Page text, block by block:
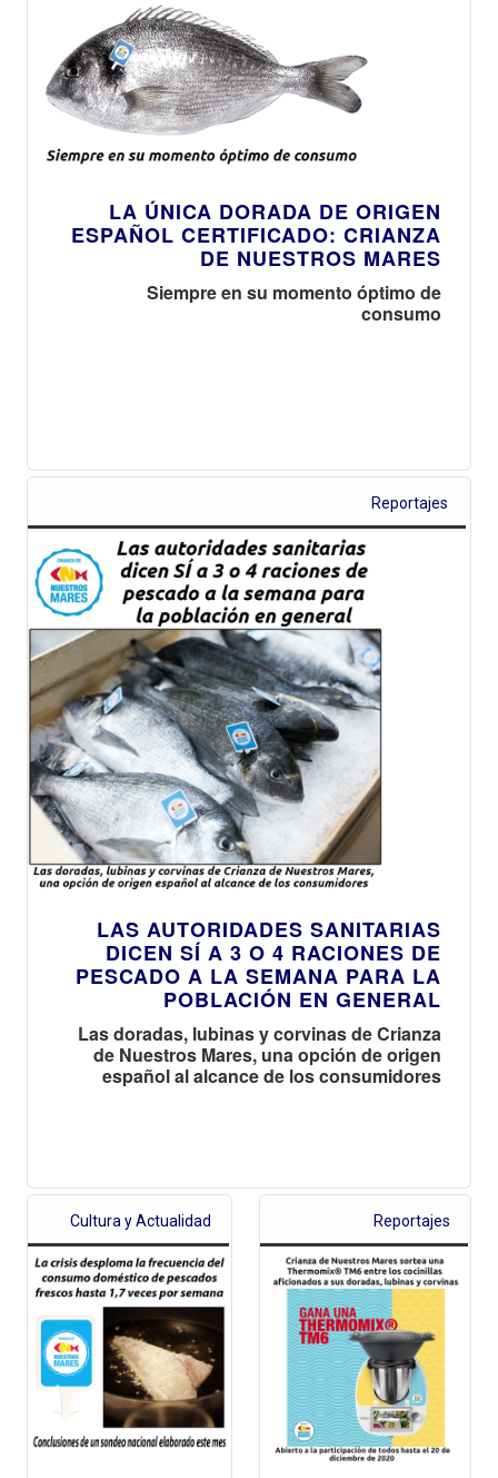
LA ÚNICA DORADA DE ORIGEN
ESPAÑOL CERTIFICADO: CRIANZA
DE NUESTROS MARES
Siempre en su momento óptimo de
consumo
Reportajes
LAS AUTORIDADES SANITARIAS
DICEN SÍ A 3 O 4 RACIONES DE
PESCADO A LA SEMANA PARA LA
POBLACIÓN EN GENERAL
Las doradas, lubinas y corvinas de Crianza
de Nuestros Mares, una opción de origen
español al alcance de los consumidores
Cultura y Actualidad Reportajes